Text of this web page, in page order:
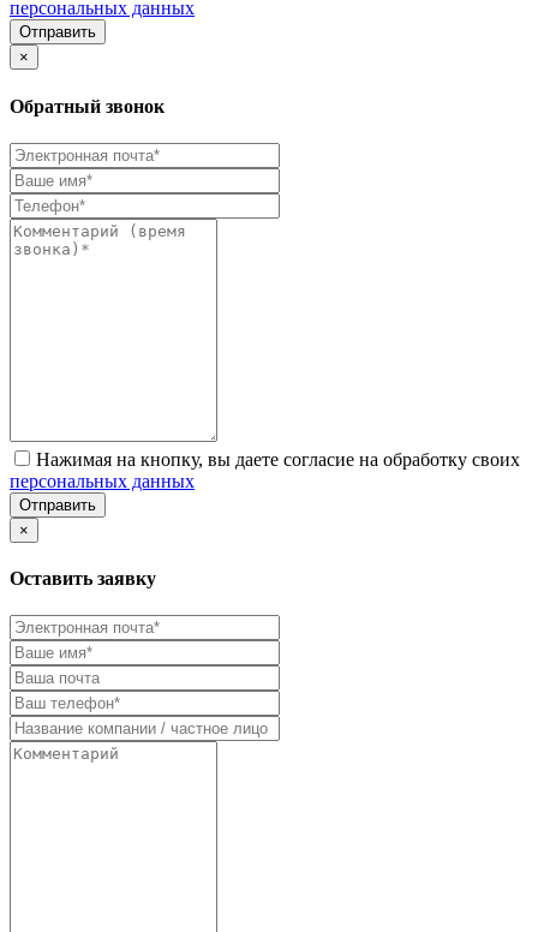
персональных данных
Отправить
×
Обратный звонок
Нажимая на кнопку, вы даете согласие на обработку своих
персональных данных
Отправить
×
Оставить заявку